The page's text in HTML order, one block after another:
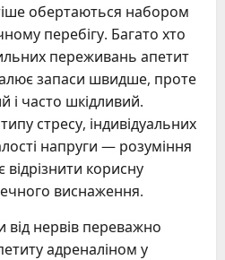
обертаються набором
перебігу. Багато хто
переживань апетит
запаси швидше, проте
і часто шкідливий.
стресу, індивідуальних
напруги — розуміння
відрізнити корисну
виснаження.
нервів переважно
адреналіном у